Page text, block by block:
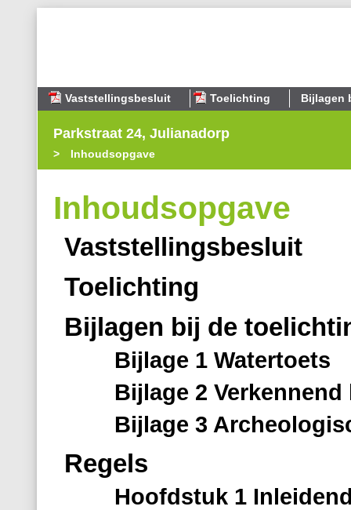
Parkstraat 24, Julianadorp
Inhoudsopgave
Vaststellingsbesluit Toelichting Bijlagen
Inhoudsopgave
Vaststellingsbesluit
Toelichting
Bijlagen bij de
Bijlage 1 Watertoets
Bijlage 2
Bijlage 3
Regels
Hoofdstuk 1